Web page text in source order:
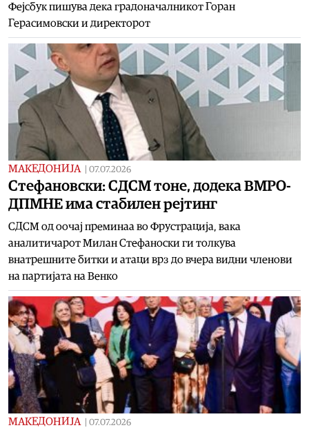
Фејсбук пишува дека градоначалникот Горан
Герасимовски и директорот
МАКЕДОНИЈА 07.07.2026
Стефановски: СДСМ тоне, додека ВМРО-
ДПМНЕ има стабилен рејтинг
СДСМ од оочај преминаа во Фрустрација, вака
аналитичарот Милан Стефаноски ги толкува
внатрешните битки и атаци врз до вчера видни членови
на партијата на Венко
МАКЕДОНИЈА 07.07.2026